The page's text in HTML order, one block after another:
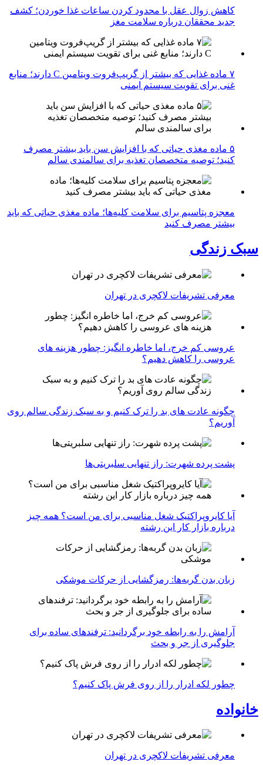
کاهش زوال عقل با محدود کردن ساعات غذا خوردن؛ کشف
جدید محققان درباره سلامت مغز
۷ ماده غذایی که بیشتر از گریپ‌فروت ویتامین C دارند؛ منابع
غنی برای تقویت سیستم ایمنی
۵ ماده مغذی حیاتی که با افزایش سن باید بیشتر مصرف
کنید؛ توصیه متخصصان تغذیه برای سالمندی سالم
معجزه پتاسیم برای سلامت کلیه‌ها؛ ماده مغذی حیاتی که باید
بیشتر مصرف کنید
سبک زندگی
معرفی تشریفات لاکچری در تهران
عروسی کم خرج، اما خاطره انگیز: چطور هزینه های
عروسی را کاهش دهیم؟
چگونه عادت‌ های بد را ترک کنیم و به سبک زندگی سالم روی
آوریم؟
پشت پرده شهرت: راز تنهایی سلبریتی‌ها
آیا کایروپراکتیک شغل مناسبی برای من است؟ همه چیز
درباره بازار کار این رشته
زبان بدن گربه‌ها: رمزگشایی از حرکات موشکی
آرامش را به رابطه خود برگردانید: ترفندهای ساده برای
جلوگیری از جر و بحث
چطور لکه ادرار را از روی فرش پاک کنیم؟
خانواده
معرفی تشریفات لاکچری در تهران